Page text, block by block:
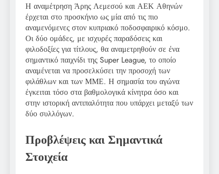
Η αναμέτρηση Άρης Λεμεσού και ΑΕΚ Αθηνών
έρχεται στο προσκήνιο ως μία από τις πιο
αναμενόμενες στον κυπριακό ποδοσφαιρικό κόσμο.
Οι δύο ομάδες, με ισχυρές παραδόσεις και
φιλοδοξίες για τίτλους, θα αναμετρηθούν σε ένα
σημαντικό παιχνίδι της Super League, το οποίο
αναμένεται να προσελκύσει την προσοχή των
φιλάθλων και των ΜΜΕ. Η σημασία του αγώνα
έγκειται τόσο στα βαθμολογικά κίνητρα όσο και
στην ιστορική αντιπαλότητα που υπάρχει μεταξύ των
δύο συλλόγων.
Προβλέψεις και Σημαντικά
Στοιχεία